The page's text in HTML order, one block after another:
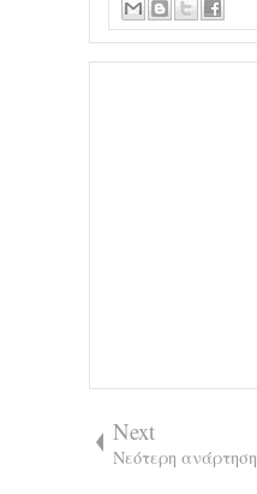
Next
Νεότερη ανάρτηση